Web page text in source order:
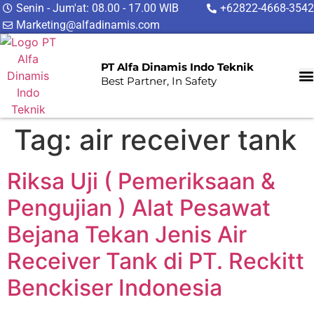
Senin - Jum'at: 08.00 - 17.00 WIB
+62822-4668-3542
Marketing@alfadinamis.com
PT Alfa Dinamis Indo Teknik
Best Partner, In Safety
Tag: air receiver tank
Riksa Uji ( Pemeriksaan &
Pengujian ) Alat Pesawat
Bejana Tekan Jenis Air
Receiver Tank di PT. Reckitt
Benckiser Indonesia